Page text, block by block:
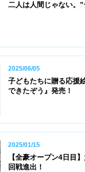
二人は人間じゃない。
2025/06/05
子どもたちに贈る応援
できたぞう』発売！
2025/01/15
【全豪オープン4日目
回戦進出！